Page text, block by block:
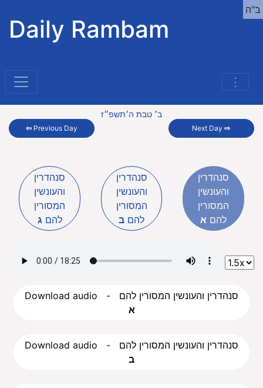
Daily Rambam
⋮
ב"ה
⇦ Previous Day
ב׳ טבת ה׳תשפ״ז
Next Day⇨
סנהדרין
והעונשין
המסורין
להםג
סנהדרין
והעונשין
המסורין
להם ב
סנהדרין
והעונשין
המסורין
להם א
Download audio - סנהדרין והעונשין המסורין להם
א
Download audio - סנהדרין והעונשין המסורין להם
ב